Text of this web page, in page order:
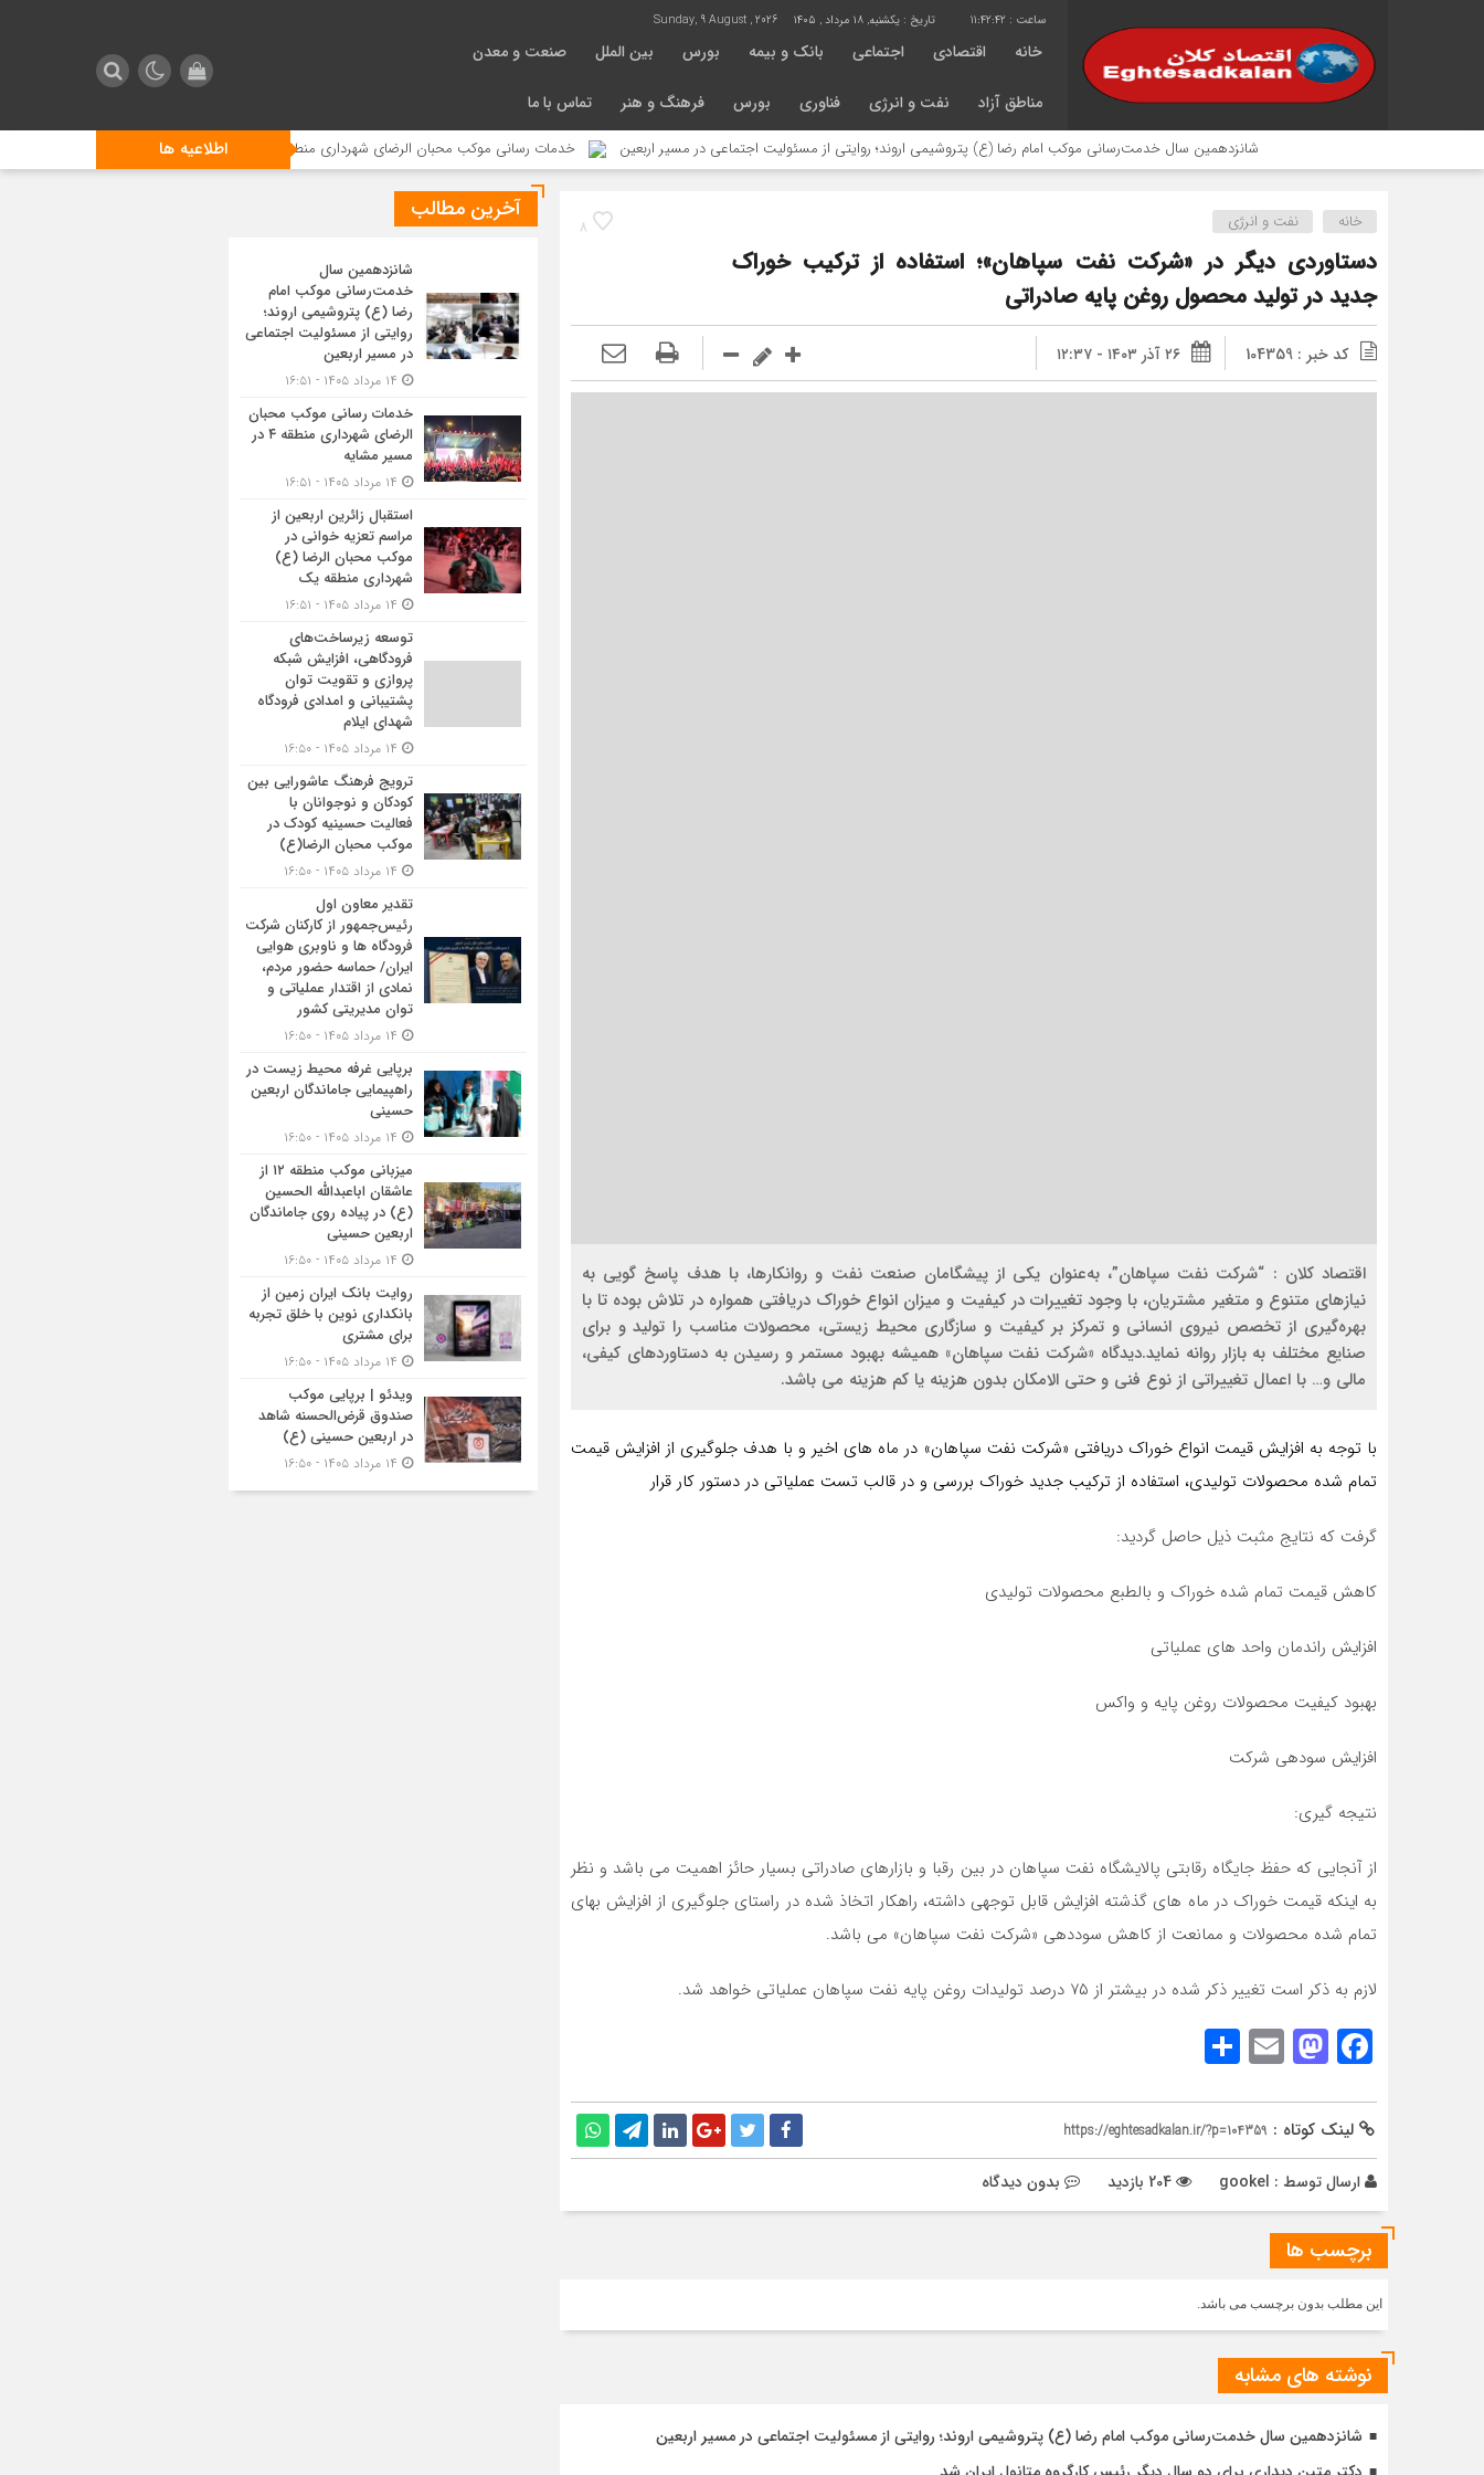
11:42:42 تاریخ : یکشنبه, ۱۸ مرداد , ۱۴۰۵ Sunday, 9 August , 2026
خانه اقتصادی اجتماعی بانک و بیمه بورس بین الملل صنعت و معدن
مناطق آزاد نفت و انرژی فناوری بورس فرهنگ و هنر تماس با ما
اطلاعیه ها شانزدهمین سال خدمت‌رسانی موکب امام رضا (ع) پتروشیمی اروند؛ روایتی از مسئولیت اجتماعی در مسیر اربعین خدمات رسانی موکب محبان الرضای شهرداری منطقه ۴ در مسیر مشایه استقبال زائرین اربعین از
8 خانه نفت و انرژی
دستاوردی دیگر در «شرکت نفت سپاهان»؛ استفاده از ترکیب خوراک
جدید در تولید محصول روغن پایه صادراتی
کد خبر : 104359 ۲۶ آذر ۱۴۰۳ - ۱۲:۳۷
اقتصاد کلان : “شرکت نفت سپاهان”، به‌عنوان یکی از پیشگامان صنعت نفت و روانکارها، با هدف پاسخ گویی به
نیازهای متنوع و متغیر مشتریان، با وجود تغییرات در کیفیت و میزان انواع خوراک دریافتی همواره در تلاش بوده تا با
بهره‌گیری از تخصص نیروی انسانی و تمرکز بر کیفیت و سازگاری محیط زیستی، محصولات مناسب را تولید و برای
صنایع مختلف به بازار روانه نماید.دیدگاه «شرکت نفت سپاهان» همیشه بهبود مستمر و رسیدن به دستاوردهای کیفی،
مالی و… با اعمال تغییراتی از نوع فنی و حتی الامکان بدون هزینه یا کم هزینه می باشد.
با توجه به افزایش قیمت انواع خوراک دریافتی «شرکت نفت سپاهان» در ماه های اخیر و با هدف جلوگیری از افزایش قیمت
تمام شده محصولات تولیدی، استفاده از ترکیب جدید خوراک بررسی و در قالب تست عملیاتی در دستور کار قرار
گرفت که نتایج مثبت ذیل حاصل گردید:
کاهش قیمت تمام شده خوراک و بالطبع محصولات تولیدی
افزایش راندمان واحد های عملیاتی
بهبود کیفیت محصولات روغن پایه و واکس
افزایش سودهی شرکت
نتیجه گیری:
از آنجایی که حفظ جایگاه رقابتی پالایشگاه نفت سپاهان در بین رقبا و بازارهای صادراتی بسیار حائز اهمیت می باشد و نظر
به اینکه قیمت خوراک در ماه های گذشته افزایش قابل توجهی داشته، راهکار اتخاذ شده در راستای جلوگیری از افزایش بهای
تمام شده محصولات و ممانعت از کاهش سوددهی «شرکت نفت سپاهان» می باشد.
لازم به ذکر است تغییر ذکر شده در بیشتر از ۷۵ درصد تولیدات روغن پایه نفت سپاهان عملیاتی خواهد شد.
Facebook
Mastodon
Email
لینک کوتاه : https://eghtesadkalan.ir/?p=104359
ارسال توسط : gookel بدون دیدگاه
برچسب ها
این مطلب بدون برچسب می باشد.
نوشته های مشابه
شانزدهمین سال خدمت‌رسانی موکب امام رضا (ع) پتروشیمی اروند؛ روایتی از مسئولیت اجتماعی در مسیر اربعین
آخرین مطالب
شانزدهمین سال
خدمت‌رسانی موکب امام
رضا (ع) پتروشیمی اروند؛
روایتی از مسئولیت اجتماعی
در مسیر اربعین
خدمات رسانی موکب محبان
الرضای شهرداری منطقه ۴ در
مسیر مشایه
استقبال زائرین اربعین از
مراسم تعزیه خوانی در
موکب محبان الرضا (ع)
شهرداری منطقه یک
توسعه زیرساخت‌های
فرودگاهی، افزایش شبکه
پروازی و تقویت توان
پشتیبانی و امدادی فرودگاه
شهدای ایلام
ترویج فرهنگ عاشورایی بین
کودکان و نوجوانان با
فعالیت حسینیه کودک در
موکب محبان الرضا(ع)
تقدیر معاون اول
رئیس‌جمهور از کارکنان شرکت
فرودگاه ها و ناوبری هوایی
ایران/ حماسه حضور مردم،
نمادی از اقتدار عملیاتی و
توان مدیریتی کشور
برپایی غرفه محیط زیست در
راهپیمایی جاماندگان اربعین
حسینی
میزبانی موکب منطقه ۱۲ از
عاشقان اباعبدالله الحسین
(ع) در پیاده روی جاماندگان
اربعین حسینی
روایت بانک ایران زمین از
بانکداری نوین با خلق تجربه
برای مشتری
ویدئو | برپایی موکب
صندوق قرض‌الحسنه شاهد
در اربعین حسینی (ع)